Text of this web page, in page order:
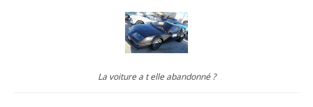
La voiture a t elle abandonné ?